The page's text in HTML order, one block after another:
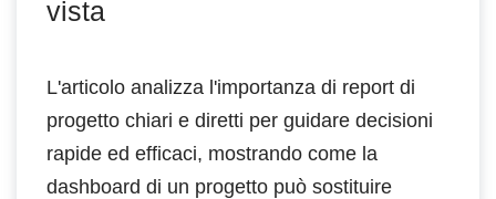
vista
L'articolo analizza l'importanza di report di
progetto chiari e diretti per guidare decisioni
rapide ed efficaci, mostrando come la
dashboard di un progetto può sostituire